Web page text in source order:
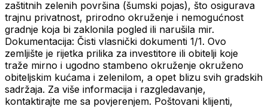
zaštitnih zelenih površina (šumski pojas), što osigurava
trajnu privatnost, prirodno okruženje i nemogućnost
gradnje koja bi zaklonila pogled ili narušila mir.
Dokumentacija: Čisti vlasnički dokumenti 1/1. Ovo
zemljište je rijetka prilika za investitore ili obitelji koje
traže mirno i ugodno stambeno okruženje okruženo
obiteljskim kućama i zelenilom, a opet blizu svih gradskih
sadržaja. Za više informacija i razgledavanje,
kontaktirajte me sa povjerenjem. Poštovani klijenti,